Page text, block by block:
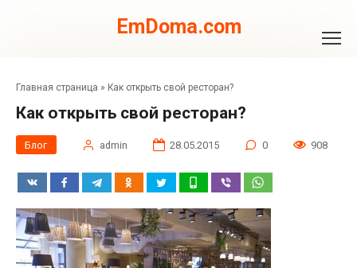
EmDoma.com
Главная страница » Как открыть свой ресторан?
Как открыть свой ресторан?
Блог admin 28.05.2015 0 908